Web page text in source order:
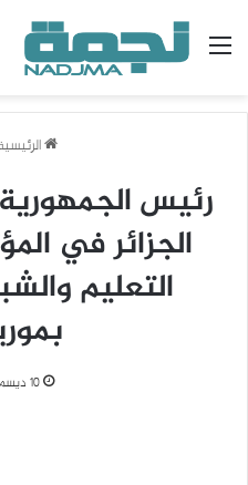
القائمة
رئيس
الجزائر في
التعليم
10 ديسمبر، 2024